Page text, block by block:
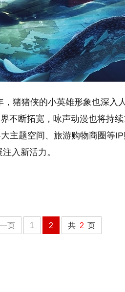
猪猪侠的小英雄形象也深入
不断拓宽，咏声动漫也将持
主题空间、旅游购物商圈等
入新活力。
一页 1 2 共 2 页